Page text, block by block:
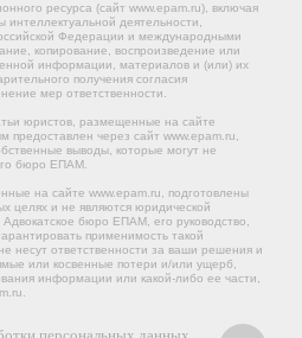
ресурса (сайт www.epam.ru), включая
деятельности,
Федерации и международными
копирование, воспроизведение или
информации, материалов и (или) их
получения согласия
мер ответственности.
юристов, размещенные на сайте
предоставлен через сайт www.epam.ru,
выводы, которые могут не
бюро ЕПАМ.
на сайте www.epam.ru, подготовлены
целях и не являются юридической
бюро ЕПАМ, его руководство,
применимость такой
несут ответственности за ваши решения и
или косвенные потери и/или ущерб,
информации или какой-либо ее части,